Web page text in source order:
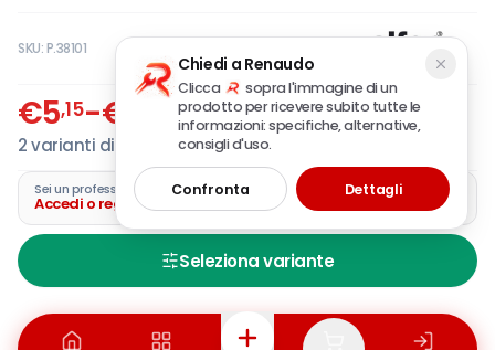
SKU:P.38101
€5,15-€ IVA incl.
2varianti disponibili
Sei un professionista?
Accedi o registra la tua azienda
Seleziona variante
Chiedi a Renaudo
Clicca
sopra l'immagine di un
prodotto per ricevere subito tutte le
informazioni: specifiche, alternative,
consigli d'uso.
Confronta Dettagli